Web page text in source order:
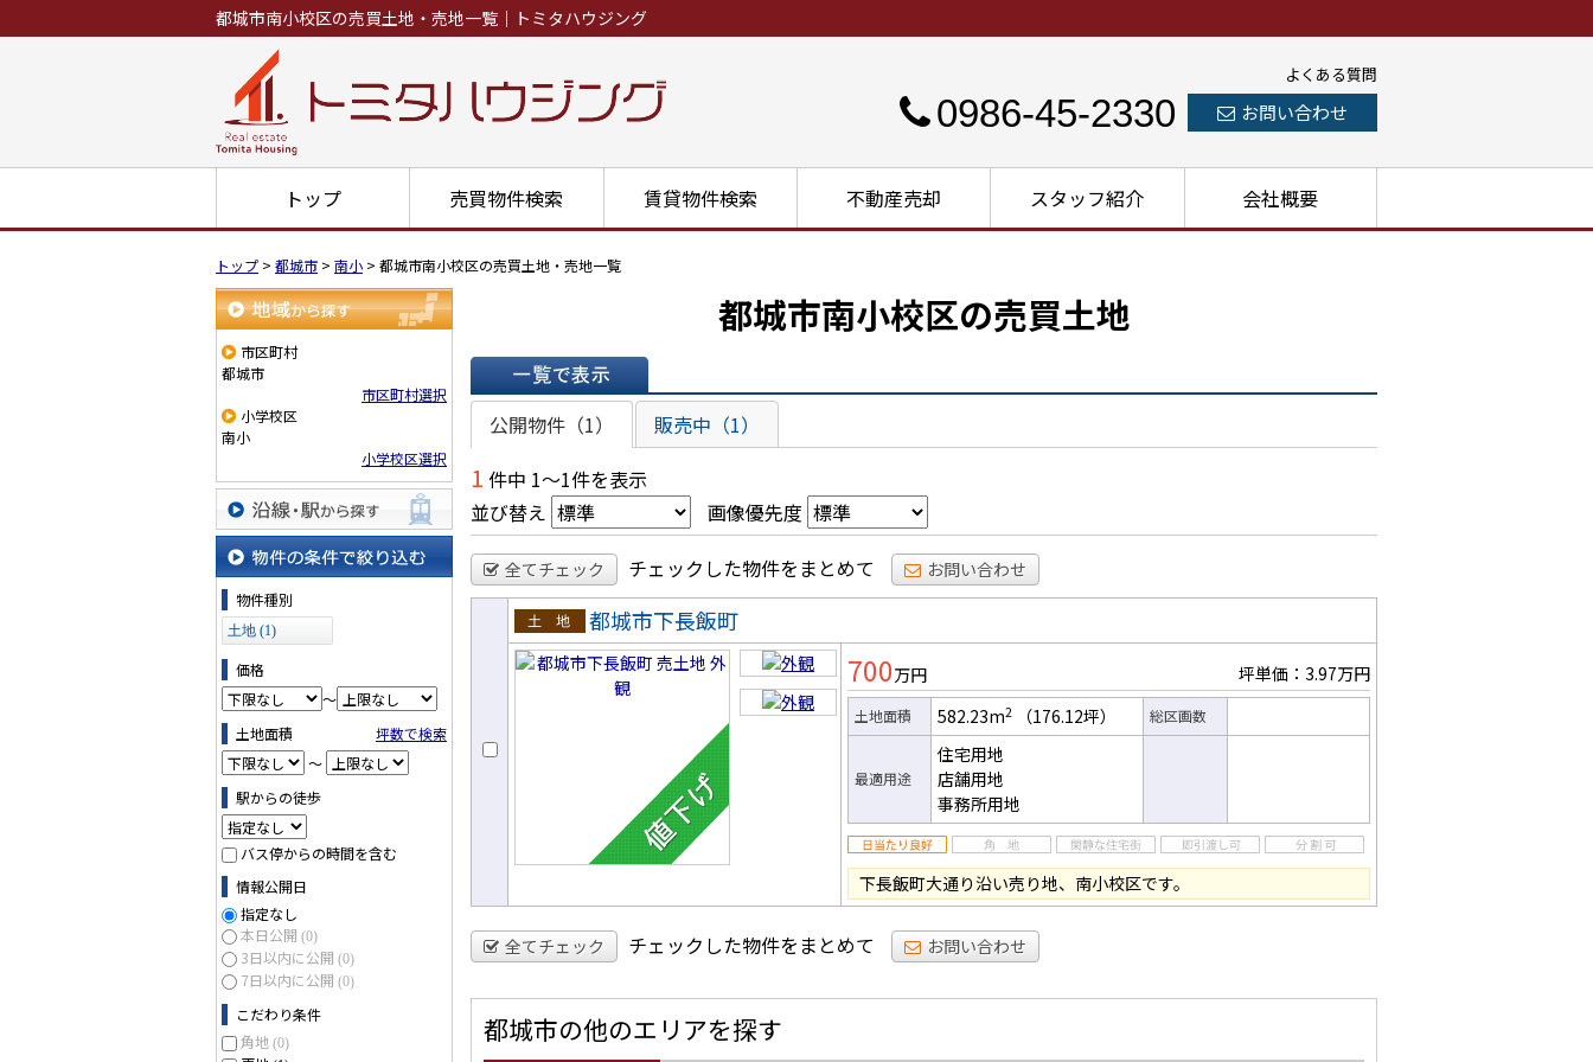
都城市南小校区の売買土地・売地一覧｜トミタハウジング
よくある質問
お問い合わせ
0986-45-2330
トップ 売買物件検索 賃貸物件検索 不動産売却 スタッフ紹介 会社概要
トップ > 都城市 > 南小 > 都城市南小校区の売買土地・売地一覧
地域から探す
市区町村
都城市
市区町村選択
小学校区
南小
小学校区選択
沿線・駅から探す
物件の条件で絞り込む
物件種別
土地 (1)
価格
～
土地面積
坪数で検索
～
駅からの徒歩
バス停からの時間を含む
情報公開日
指定なし
本日公開 (0)
3日以内に公開 (0)
7日以内に公開 (0)
こだわり条件
角地 (0)
都城市南小校区の売買土地
一覧で表示
公開物件（1） 販売中（1）
1 件中 1～1件を表示
並び替え
画像優先度
全てチェック チェックした物件をまとめて お問い合わせ
売土地
都城市下長飯町
700万円 坪単価：3.97万円
土地面積 582.23m2 （176.12坪） 総区画数
最適用途
住宅用地
店舗用地
事務所用地
下長飯町大通り沿い売り地、南小校区です。
全てチェック チェックした物件をまとめて お問い合わせ
都城市の他のエリアを探す